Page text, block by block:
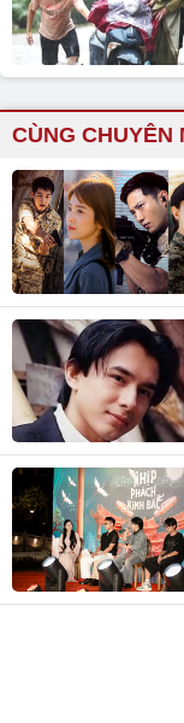
CÙNG CHUYÊN